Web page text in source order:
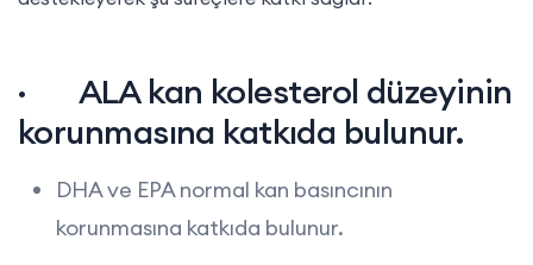
· ALA kan kolesterol düzeyinin
korunmasına katkıda bulunur.
DHA ve EPA normal kan basıncının
korunmasına katkıda bulunur.